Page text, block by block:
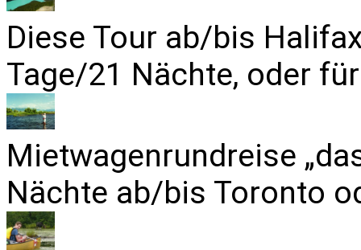
Diese Tour ab/bis
Tage/21 Nächte, oder
Mietwagenrundreise
Nächte ab/bis Toronto